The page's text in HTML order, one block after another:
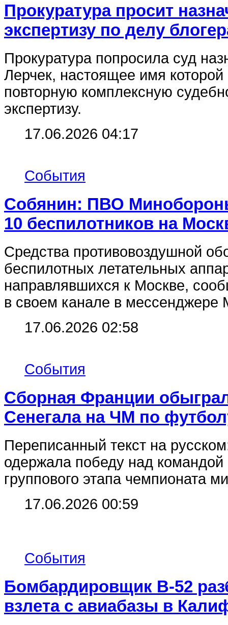
Прокуратура просит
экспертизу по делу
Прокуратура попросила суд
Лерчек, настоящее имя
повторную комплексную
экспертизу.
17.06.2026 04:17
События
Собянин: ПВО
10 беспилотников на
Средства противовоздушной
беспилотных летательных
направлявшихся к Москве,
в своем канале в
17.06.2026 02:58
События
Сборная Франции
Сенегала на ЧМ по
Переписанный текст на
одержала победу над командой
группового этапа чемпионата
17.06.2026 00:59
События
Бомбардировщик B-52
взлета с авиабазы в